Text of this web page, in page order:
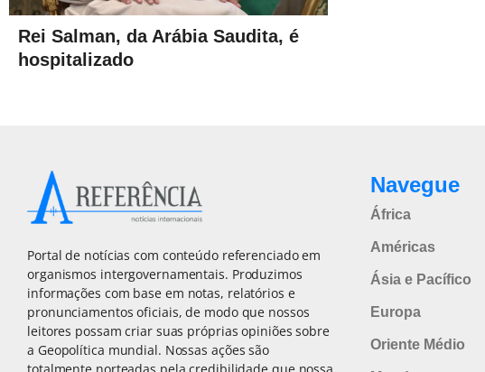
Rei Salman, da Arábia Saudita, é
hospitalizado
Portal de notícias com conteúdo referenciado em
organismos intergovernamentais. Produzimos
informações com base em notas, relatórios e
pronunciamentos oficiais, de modo que nossos
leitores possam criar suas próprias opiniões sobre
a Geopolítica mundial. Nossas ações são
Navegue
África
Américas
Ásia e Pacífico
Europa
Oriente Médio